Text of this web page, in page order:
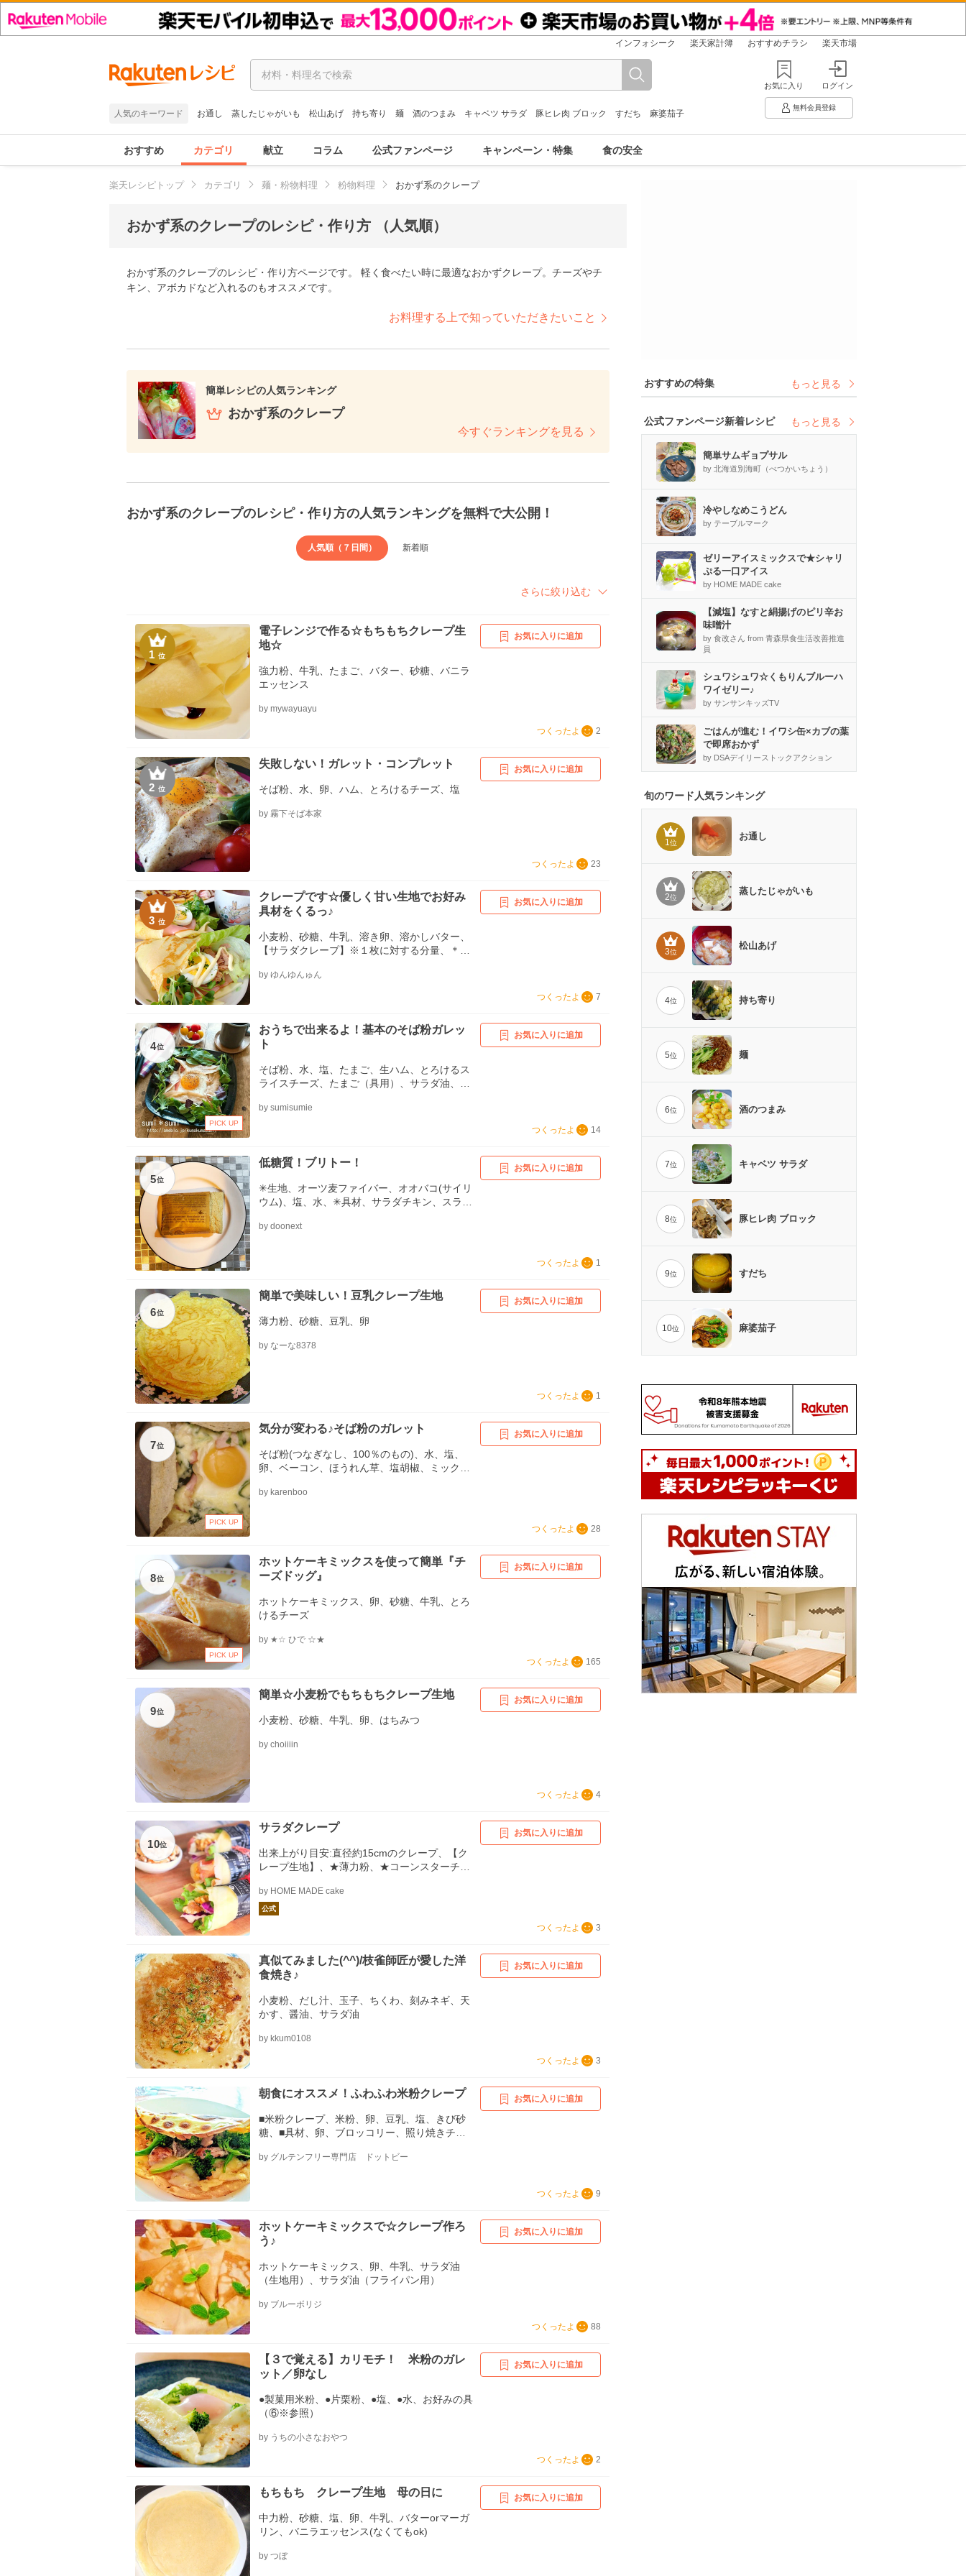
インフォシーク 楽天家計簿 おすすめチラシ 楽天市場
人気のキーワード お通し 蒸したじゃがいも 松山あげ 持ち寄り 麺 酒のつまみ キャベツ サラダ 豚ヒレ肉 ブロック すだち 麻婆茄子
お気に入り ログイン
無料会員登録
おすすめ カテゴリ 献立 コラム 公式ファンページ キャンペーン・特集 食の安全
楽天レシピトップ カテゴリ 麺・粉物料理 粉物料理 おかず系のクレープ
おかず系のクレープのレシピ・作り方 （人気順）
おかず系のクレープのレシピ・作り方ページです。 軽く食べたい時に最適なおかずクレープ。チーズやチ
キン、アボカドなど入れるのもオススメです。
お料理する上で知っていただきたいこと
簡単レシピの人気ランキング
おかず系のクレープ
今すぐランキングを見る
おかず系のクレープのレシピ・作り方の人気ランキングを無料で大公開！
人気順（７日間） 新着順
さらに絞り込む
1位
電子レンジで作る☆もちもちクレープ生
地☆
強力粉、牛乳、たまご、バター、砂糖、バニラ
エッセンス
by mywayuayu
お気に入りに追加
つくったよ 2
2位
失敗しない！ガレット・コンプレット
そば粉、水、卵、ハム、とろけるチーズ、塩
by 霧下そば本家
お気に入りに追加
つくったよ 23
3位
クレープです☆優しく甘い生地でお好み
具材をくるっ♪
小麦粉、砂糖、牛乳、溶き卵、溶かしバター、
【サラダクレープ】※１枚に対する分量、＊茹
ネーズ、＊貝割れ大根、【あまあまクレープ】
by ゆんゆんゅん
お気に入りに追加
つくったよ 7
4位
PICK UP
おうちで出来るよ！基本のそば粉ガレッ
ト
そば粉、水、塩、たまご、生ハム、とろけるス
ライスチーズ、たまご（具用）、サラダ油、ブ
by sumisumie
お気に入りに追加
つくったよ 14
5位
低糖質！ブリトー！
✳生地、オーツ麦ファイバー、オオバコ(サイリ
ウム)、塩、水、✳具材、サラダチキン、スライ
by doonext
お気に入りに追加
つくったよ 1
6位
簡単で美味しい！豆乳クレープ生地
薄力粉、砂糖、豆乳、卵
by なーな8378
お気に入りに追加
つくったよ 1
7位
PICK UP
気分が変わる♪そば粉のガレット
そば粉(つなぎなし、100％のもの)、水、塩、
卵、ベーコン、ほうれん草、塩胡椒、ミックス
by karenboo
お気に入りに追加
つくったよ 28
8位
PICK UP
ホットケーキミックスを使って簡単『チ
ーズドッグ』
ホットケーキミックス、卵、砂糖、牛乳、とろ
けるチーズ
by ★☆ ひで ☆★
お気に入りに追加
つくったよ 165
9位
簡単☆小麦粉でもちもちクレープ生地
小麦粉、砂糖、牛乳、卵、はちみつ
by choiiiin
お気に入りに追加
つくったよ 4
10位
サラダクレープ
出来上がり目安:直径約15cmのクレープ、【ク
レープ生地】、★薄力粉、★コーンスターチ、
砂糖)、卵、サラダ油、【中の具材】、マヨネー
ズ、レタス、生ハム、素焼きクルミ(またはロー
by HOME MADE cake
公式
お気に入りに追加
つくったよ 3
真似てみました(^^)/枝雀師匠が愛した洋
食焼き♪
小麦粉、だし汁、玉子、ちくわ、刻みネギ、天
かす、醤油、サラダ油
by kkum0108
お気に入りに追加
つくったよ 3
朝食にオススメ！ふわふわ米粉クレープ
■米粉クレープ、米粉、卵、豆乳、塩、きび砂
糖、■具材、卵、ブロッコリー、照り焼きチキ
by グルテンフリー専門店 ドットビー
お気に入りに追加
つくったよ 9
ホットケーキミックスで☆クレープ作ろ
う♪
ホットケーキミックス、卵、牛乳、サラダ油
（生地用）、サラダ油（フライパン用）
by ブルーボリジ
お気に入りに追加
つくったよ 88
【３で覚える】カリモチ！ 米粉のガレ
ット／卵なし
●製菓用米粉、●片栗粉、●塩、●水、お好みの具
（⑥※参照）
by うちの小さなおやつ
お気に入りに追加
つくったよ 2
もちもち クレープ生地 母の日に
中力粉、砂糖、塩、卵、牛乳、バターorマーガ
リン、バニラエッセンス(なくてもok)
by つぼ
お気に入りに追加
おすすめの特集 もっと見る
公式ファンページ新着レシピ もっと見る
簡単サムギョプサル
by 北海道別海町（べつかいちょう）
冷やしなめこうどん
by テーブルマーク
ゼリーアイスミックスで★シャリ
ぷる一口アイス
by HOME MADE cake
【減塩】なすと絹揚げのピリ辛お
味噌汁
by 食改さん from 青森県食生活改善推進
員
シュワシュワ☆くもりんブルーハ
ワイゼリー♪
by サンサンキッズTV
ごはんが進む！イワシ缶×カブの葉
で即席おかず
by DSAデイリーストックアクション
旬のワード人気ランキング
1位
お通し
2位
蒸したじゃがいも
3位
松山あげ
4位 持ち寄り
5位 麺
6位 酒のつまみ
7位 キャベツ サラダ
8位 豚ヒレ肉 ブロック
9位 すだち
10位 麻婆茄子